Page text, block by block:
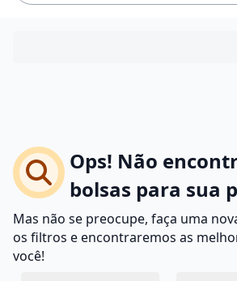
Ops! Não
bolsas para sua
Mas não se preocupe, faça uma
os filtros e encontraremos as
você!